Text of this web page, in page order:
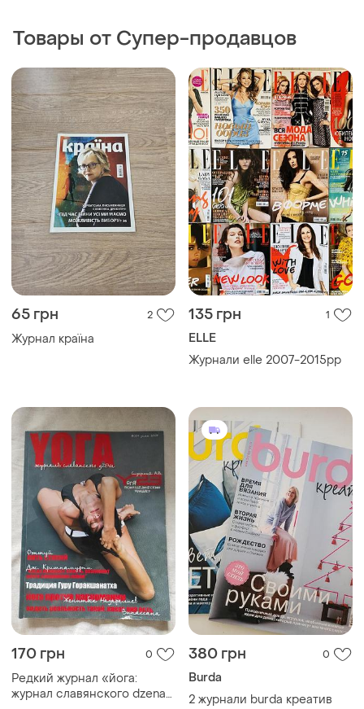
Товары от Супер-продавцов
65 грн 2
Журнал країна
135 грн 1
ELLE
Журнали elle 2007-2015pp
170 грн 0
Редкий журнал «йога:
журнал славянского dzenа»
380 грн 0
Burda
2 журнали burda креатив